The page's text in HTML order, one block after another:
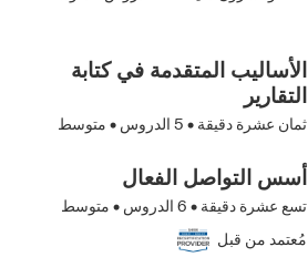
الأساليب المتقدمة في كتابة
التقارير
ثمان عشرة دقيقة • 5 الدروس • متوسط
أسس التواصل الفعال
تسع عشرة دقيقة • 6 الدروس • متوسط
مُعتمد من قبل